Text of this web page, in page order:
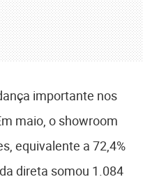
importante nos
maio, o showroom
equivalente a 72,4%
direta somou 1.084